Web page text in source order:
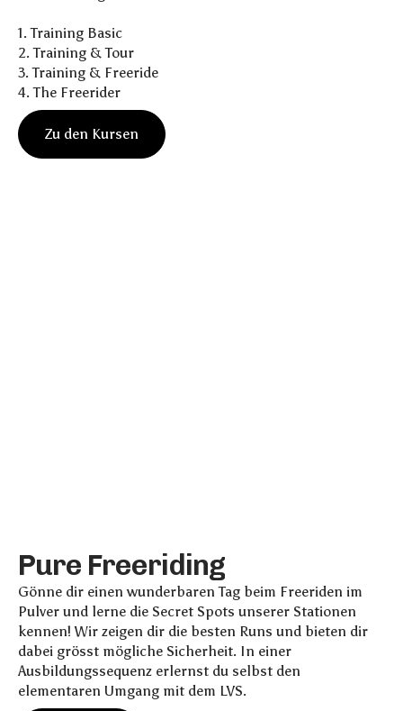
1. Training Basic
2. Training & Tour
3. Training & Freeride
4. The Freerider
Zu den Kursen
Pure Freeriding
Gönne dir einen wunderbaren Tag beim Freeriden im
Pulver und lerne die Secret Spots unserer Stationen
kennen! Wir zeigen dir die besten Runs und bieten dir
dabei grösst mögliche Sicherheit. In einer
Ausbildungssequenz erlernst du selbst den
elementaren Umgang mit dem LVS.